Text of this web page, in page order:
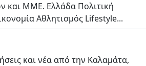
και ΜΜΕ. Ελλάδα Πολιτική
Αθλητισμός Lifestyle...
και νέα από την Καλαμάτα,